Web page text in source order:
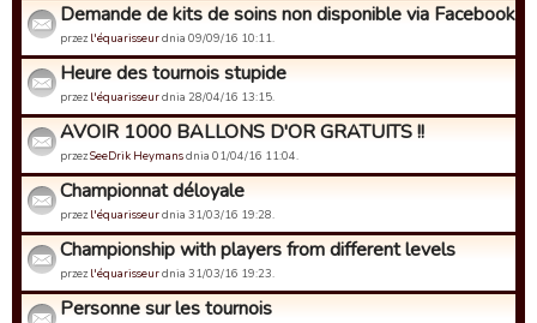
Demande de kits de soins non disponible via Facebook
przez l'équarisseurdnia 09/09/16 10:11.
Heure des tournois stupide
przez l'équarisseurdnia 28/04/16 13:15.
AVOIR 1000 BALLONS D'OR GRATUITS !!
przezSeeDrik Heymansdnia 01/04/16 11:04.
Championnat déloyale
przez l'équarisseurdnia 31/03/16 19:28.
Championship with players from different levels
przez l'équarisseurdnia 31/03/16 19:23.
Personne sur les tournois